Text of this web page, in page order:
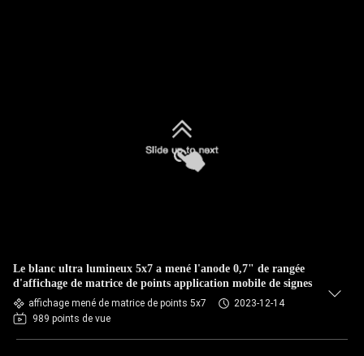
Le blanc ultra lumineux 5x7 a mené l'anode 0,7" de rangée
d'affichage de matrice de points application mobile de signes
affichage mené de matrice de points 5x7
2023-12-14
989 points de vue